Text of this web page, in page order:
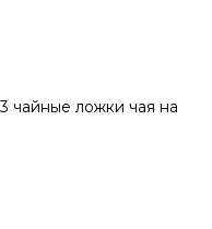
чайные ложки чая на